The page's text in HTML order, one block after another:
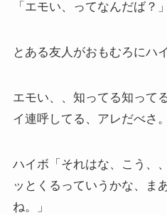
「エモい、ってなんだば？」
とある友人がおもむろにハ
エモい、、知ってる知って
イ連呼してる、アレだべさ。
ハイボ「それはな、こう、
ッとくるっていうかな、ま
ね。」